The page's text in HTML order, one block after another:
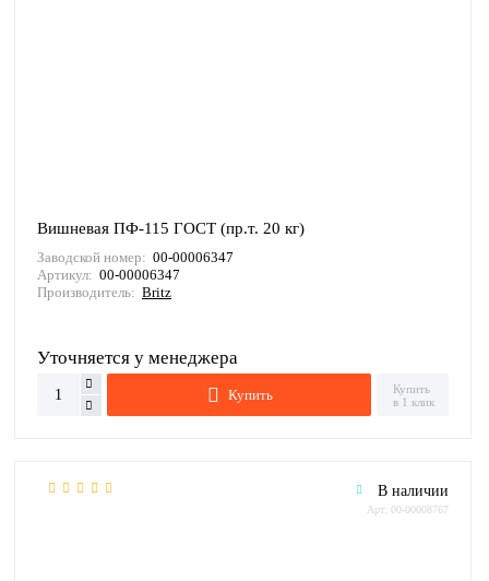
Вишневая ПФ-115 ГОСТ (пр.т. 20 кг)
Заводской номер: 00-00006347
Артикул: 00-00006347
Производитель: Britz
Уточняется у менеджера
Купить
Купить
в 1 клик
В наличии
Арт: 00-00008767